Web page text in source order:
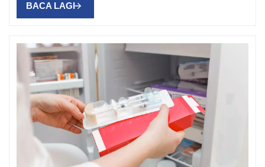
BACA LAGI